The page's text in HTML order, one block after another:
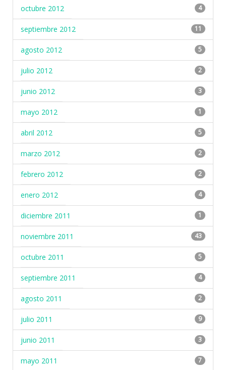
octubre 2012 4
septiembre 2012 11
agosto 2012 5
julio 2012 2
junio 2012 3
mayo 2012 1
abril 2012 5
marzo 2012 2
febrero 2012 2
enero 2012 4
diciembre 2011 1
noviembre 2011 43
octubre 2011 5
septiembre 2011 4
agosto 2011 2
julio 2011 9
junio 2011 3
mayo 2011 7